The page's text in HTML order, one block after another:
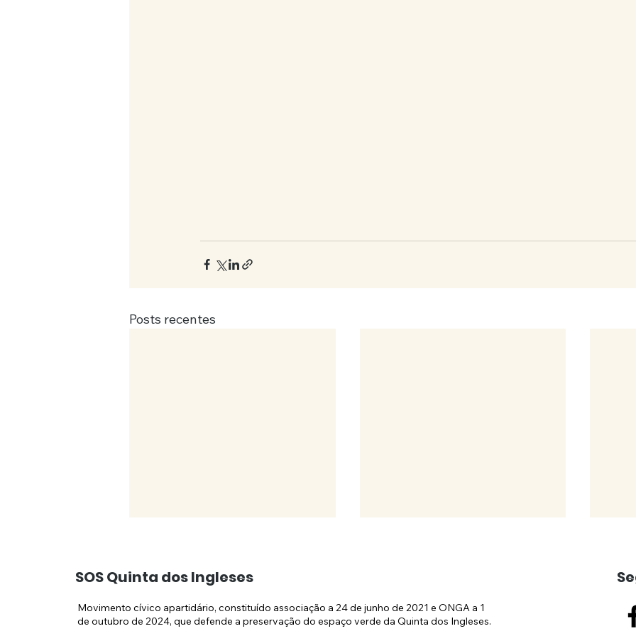
Posts recentes
SOS Quinta dos Ingleses
Movimento cívico apartidário, constituído associação a 24 de junho de 2021 e ONGA a 1
de outubro de 2024, que defende a preservação do espaço verde da Quinta dos Ingleses.